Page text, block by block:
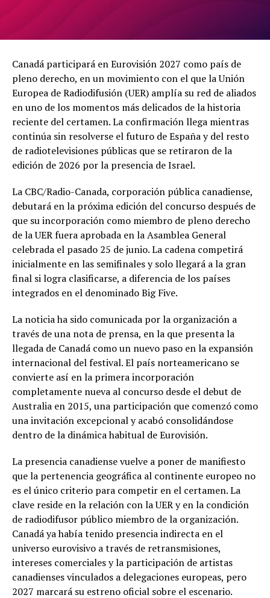
Canadá participará en Eurovisión 2027 como país de
pleno derecho, en un movimiento con el que la Unión
Europea de Radiodifusión (UER) amplía su red de aliados
en uno de los momentos más delicados de la historia
reciente del certamen. La confirmación llega mientras
continúa sin resolverse el futuro de España y del resto
de radiotelevisiones públicas que se retiraron de la
edición de 2026 por la presencia de Israel.
La CBC/Radio-Canada, corporación pública canadiense,
debutará en la próxima edición del concurso después de
que su incorporación como miembro de pleno derecho
de la UER fuera aprobada en la Asamblea General
celebrada el pasado 25 de junio. La cadena competirá
inicialmente en las semifinales y solo llegará a la gran
final si logra clasificarse, a diferencia de los países
integrados en el denominado Big Five.
La noticia ha sido comunicada por la organización a
través de una nota de prensa, en la que presenta la
llegada de Canadá como un nuevo paso en la expansión
internacional del festival. El país norteamericano se
convierte así en la primera incorporación
completamente nueva al concurso desde el debut de
Australia en 2015, una participación que comenzó como
una invitación excepcional y acabó consolidándose
dentro de la dinámica habitual de Eurovisión.
La presencia canadiense vuelve a poner de manifiesto
que la pertenencia geográfica al continente europeo no
es el único criterio para competir en el certamen. La
clave reside en la relación con la UER y en la condición
de radiodifusor público miembro de la organización.
Canadá ya había tenido presencia indirecta en el
universo eurovisivo a través de retransmisiones,
intereses comerciales y la participación de artistas
canadienses vinculados a delegaciones europeas, pero
2027 marcará su estreno oficial sobre el escenario.